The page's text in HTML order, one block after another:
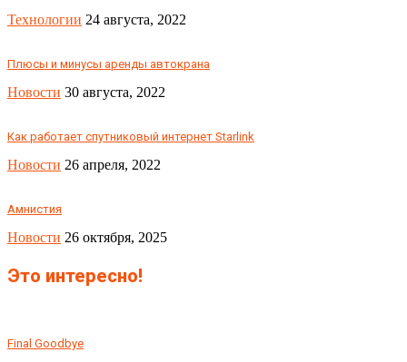
Технологии 24 августа, 2022
Плюсы и минусы аренды автокрана
Новости 30 августа, 2022
Как работает спутниковый интернет Starlink
Новости 26 апреля, 2022
Амнистия
Новости 26 октября, 2025
Это интересно!
Final Goodbye